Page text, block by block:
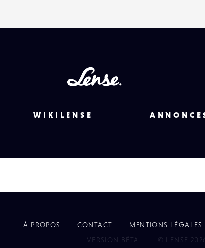
WIKILENSE
À PROPOS CONTACT
MENTIONS LÉGALES
VERSION BÊTA
© LENSE